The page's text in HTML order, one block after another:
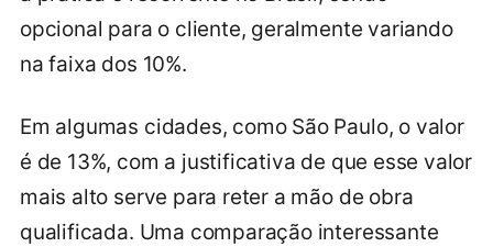
opcional para o cliente, geralmente variando
na faixa dos 10%.
Em algumas cidades, como São Paulo, o valor
é de 13%, com a justificativa de que esse valor
mais alto serve para reter a mão de obra
qualificada. Uma comparação interessante